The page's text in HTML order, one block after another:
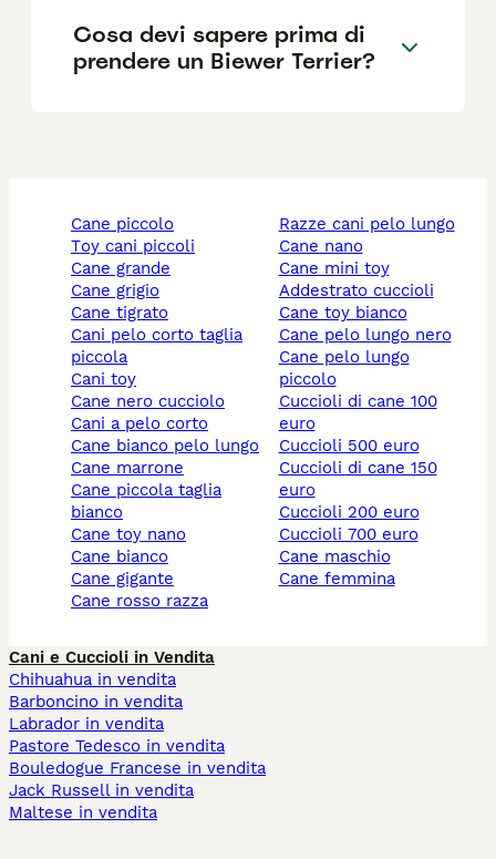
Cosa devi sapere prima di
prendere un Biewer Terrier?
cane piccolo
toy cani piccoli
cane grande
cane grigio
cane tigrato
cani pelo corto taglia
piccola
cani toy
cane nero cucciolo
cani a pelo corto
cane bianco pelo lungo
cane marrone
cane piccola taglia
bianco
cane toy nano
cane bianco
cane gigante
cane rosso razza
razze cani pelo lungo
cane nano
cane mini toy
addestrato cuccioli
cane toy bianco
cane pelo lungo nero
cane pelo lungo
piccolo
cuccioli di cane 100
euro
cuccioli 500 euro
cuccioli di cane 150
euro
cuccioli 200 euro
cuccioli 700 euro
cane maschio
cane femmina
Cani e Cuccioli in Vendita
Chihuahua in vendita
Barboncino in vendita
Labrador in vendita
Pastore Tedesco in vendita
Bouledogue Francese in vendita
Jack Russell in vendita
Maltese in vendita